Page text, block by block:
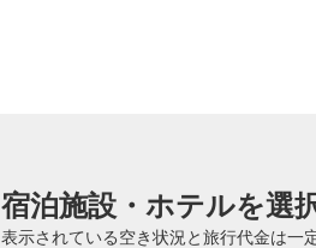
宿泊施設・ホテルを選
表示されている空き状況と旅行代金は一